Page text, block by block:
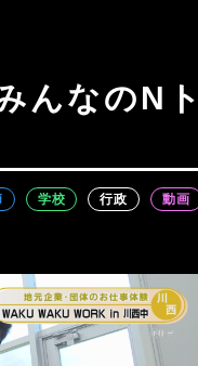
学校 行政
動画